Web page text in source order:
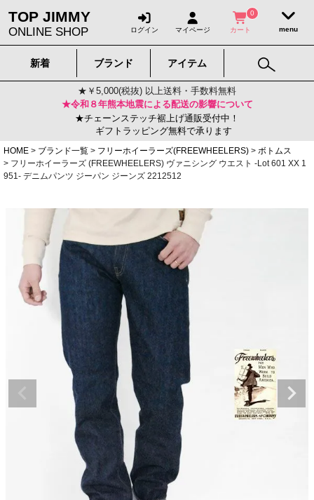
TOP JIMMY
ONLINE SHOP ログイン マイページ
0
カート
新着 ブランド アイテム
★￥5,000(税抜) 以上送料・手数料無料
★令和８年熊本地震による配送の影響について
★チェーンステッチ裾上げ通販受付中！
ギフトラッピング無料で承ります
HOME
ブランド一覧 フリーホイーラーズ(FREEWHEELERS)
ボトムス
フリーホイーラーズ (FREEWHEELERS) ヴァニシング ウエスト -Lot 601 XX 1
951- デニムパンツ ジーパン ジーンズ 2212512